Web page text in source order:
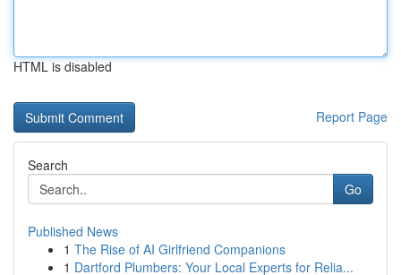
HTML is disabled
Report Page
Search
Go
Published News
1 The Rise of AI Girlfriend Companions
1 Dartford Plumbers: Your Local Experts for Relia...